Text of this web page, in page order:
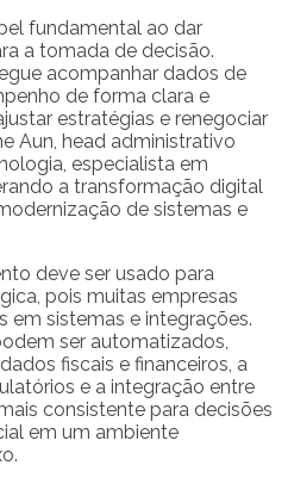
fundamental ao dar
a tomada de decisão.
acompanhar dados de
de forma clara e
estratégias e renegociar
Aun, head administrativo
especialista em
a transformação digital
de sistemas e
deve ser usado para
pois muitas empresas
em sistemas e integrações.
ser automatizados,
fiscais e financeiros, a
e a integração entre
consistente para decisões
em um ambiente